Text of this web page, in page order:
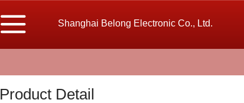
Shanghai Belong Electronic Co., Ltd.
Product Detail